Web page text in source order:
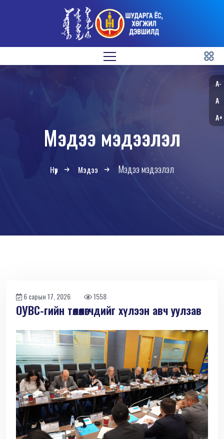
Мэдээ мэдээлэл
Нүүр Мэдээ Мэдээ мэдээлэл
6 сарын 17, 2026 1558
ОУВС-гийн төлөөлөгчдийг хүлээн авч уулзав
A-
A
A+